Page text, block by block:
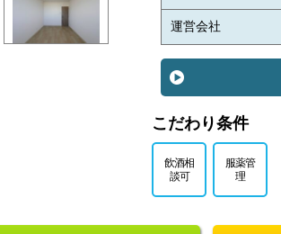
運営会社
こだわり条件
飲酒相
談可
服薬管
理